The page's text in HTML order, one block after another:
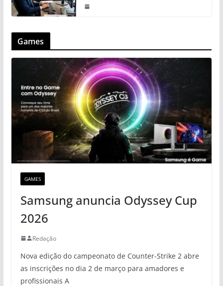
Games
GAMES
Samsung anuncia Odyssey Cup
2026
Redação
Nova edição do campeonato de Counter-Strike 2 abre
as inscrições no dia 2 de março para amadores e
profissionais A